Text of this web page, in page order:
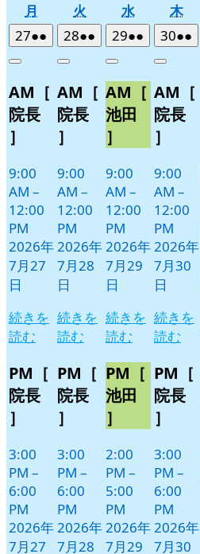
月
曜
日
火
曜
日
水水
曜
日
木木
曜
日
272026
年
月
27
日
●●
件
イ
ベ
ト)
Close
AM［
院長
］
9:00
AM –
12:00
PM
2026年
7月27
日
続きを
読む
PM［
院長
］
3:00
PM –
6:00
PM
2026年
7月27
282026
年
月
28
日
●●
件
イ
ベ
ト)
Close
AM［
院長
］
9:00
AM –
12:00
PM
2026年
7月28
日
続きを
読む
PM［
院長
］
3:00
PM –
6:00
PM
2026年
7月28
292026
年
月
29
日
●●
件
イ
ベ
ト)
Close
AM［
池田
］
9:00
AM –
12:00
PM
2026年
7月29
日
続きを
読む
PM［
池田
］
2:00
PM –
5:00
PM
2026年
7月29
302026
年
月
30
日
●●
件
イ
Close
AM［
院長
］
9:00
AM –
12:00
PM
2026年
7月30
日
続きを
読む
PM［
院長
］
3:00
PM –
6:00
PM
2026年
7月30